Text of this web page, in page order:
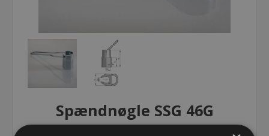
Spændnøgle SSG 46G